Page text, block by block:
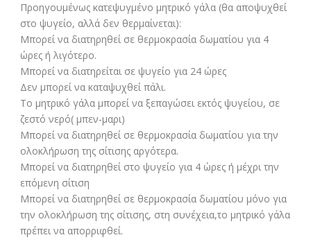
Προηγουμένως κατεψυγμένo μητρικό γάλα (θα αποψυχθεί
στο ψυγείο, αλλά δεν θερμαίνεται):
Μπορεί να διατηρηθεί σε θερμοκρασία δωματίου για 4
ώρες ή λιγότερο.
Μπορεί να διατηρείται σε ψυγείο για 24 ώρες
Δεν μπορεί να καταψυχθεί πάλι.
Το μητρικό γάλα μπορεί να ξεπαγώσει εκτός ψυγείου, σε
ζεστό νερό( μπεν-μαρι)
Μπορεί να διατηρηθεί σε θερμοκρασία δωματίου για την
ολοκλήρωση της σίτισης αργότερα.
Μπορεί να διατηρηθεί στο ψυγείο για 4 ώρες ή μέχρι την
επόμενη σίτιση
Μπορεί να διατηρηθεί σε θερμοκρασία δωματίου μόνο για
την ολοκλήρωση της σίτισης, στη συνέχεια,το μητρικό γάλα
πρέπει να απορριφθεί.